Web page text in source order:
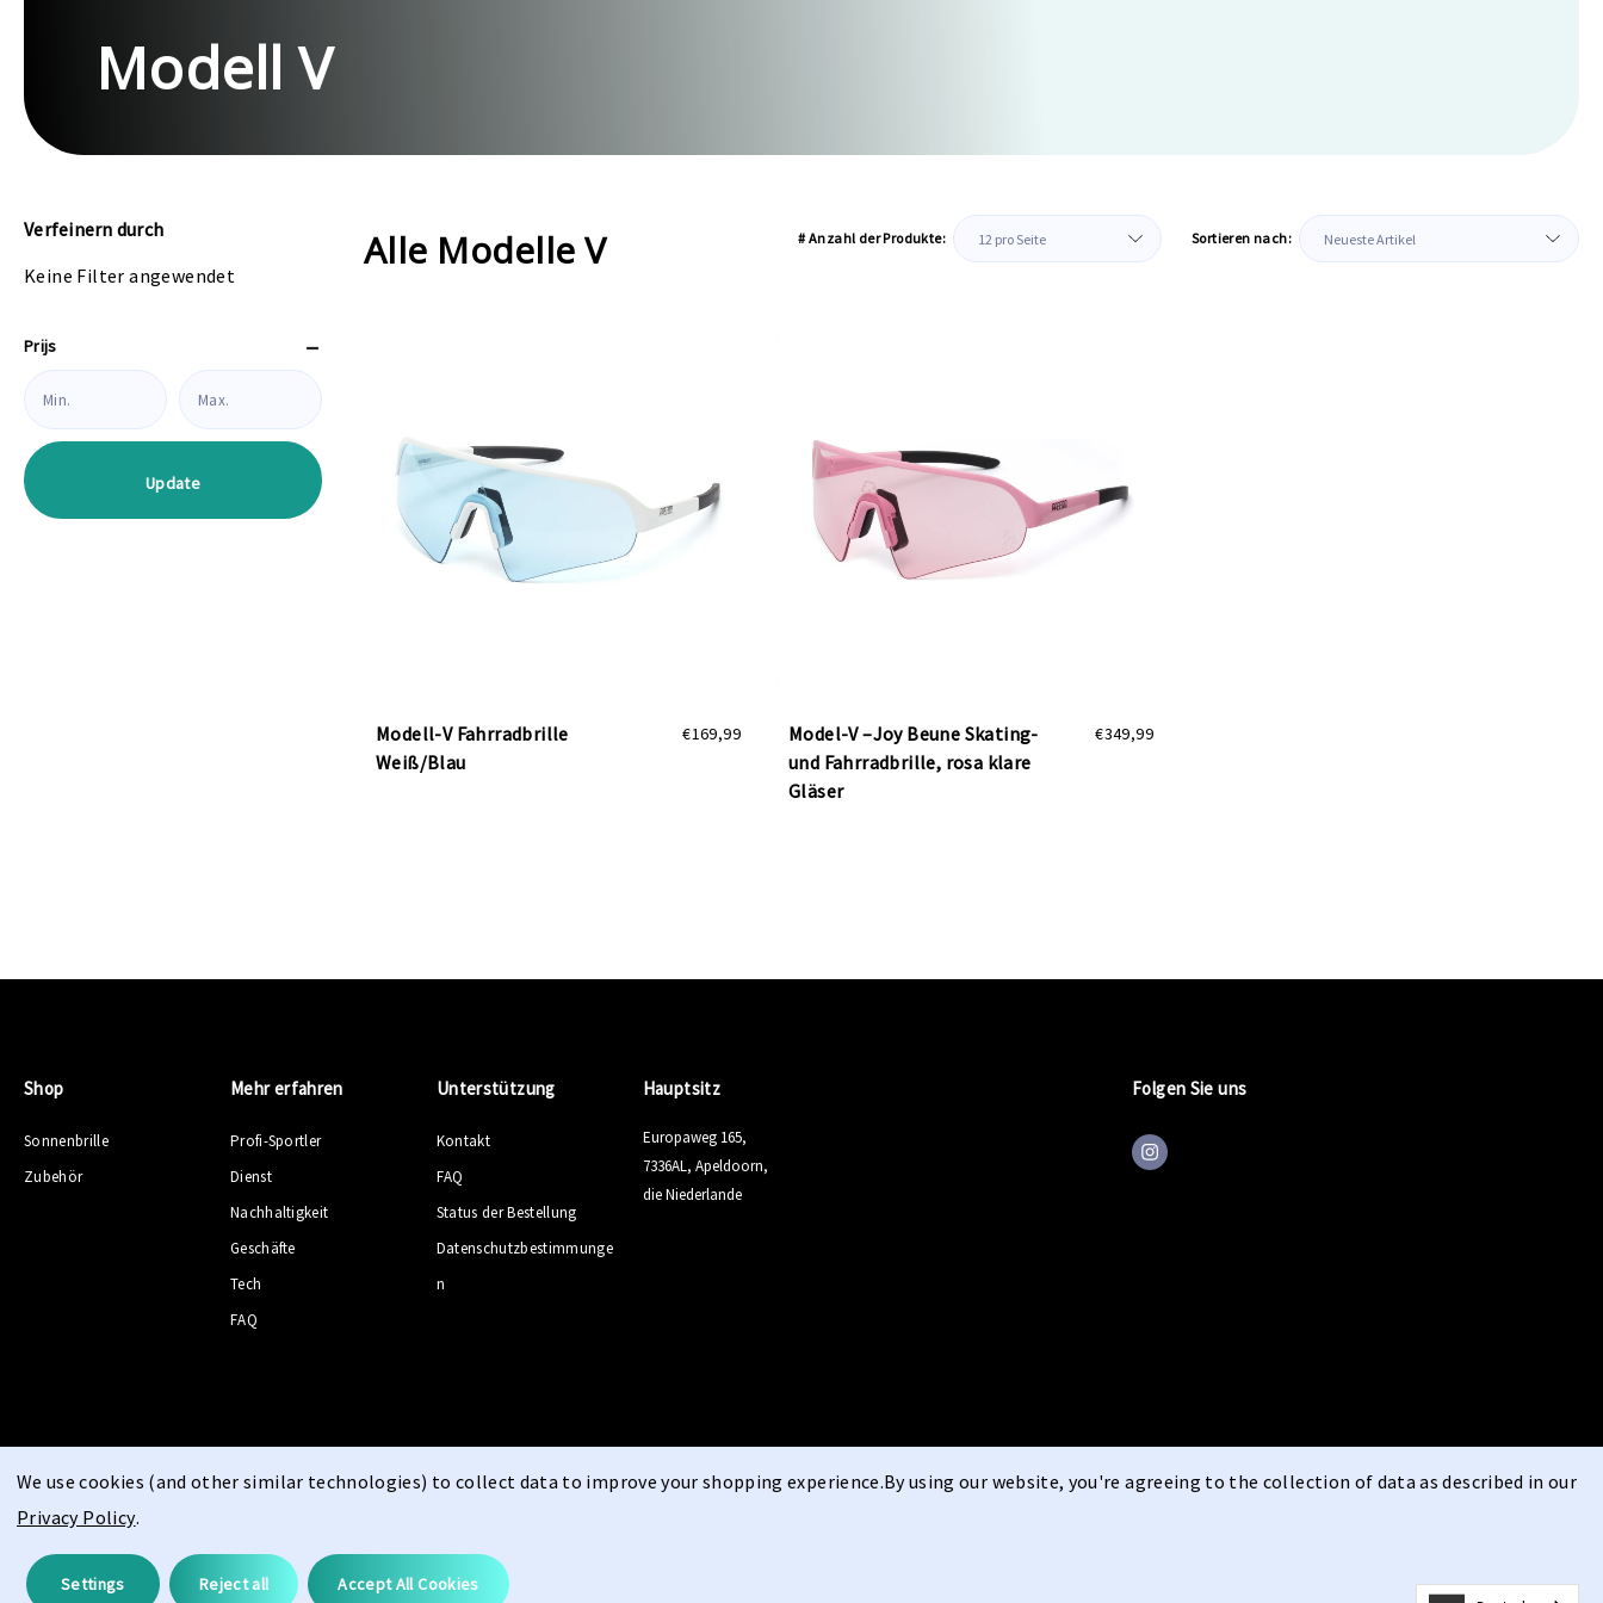
Modell V
Verfeinern durch
Keine Filter angewendet
Prijs
Update
# Anzahl der Produkte: Sortieren nach:
Alle Modelle V
Modell-V Fahrradbrille
Weiß/Blau
€169,99
Model-V –Joy Beune Skating-
und Fahrradbrille, rosa klare
Gläser
€349,99
Folgen Sie uns
Shop
Sonnenbrille
Zubehör
Mehr erfahren
Profi-Sportler
Dienst
Nachhaltigkeit
Geschäfte
Tech
FAQ
Unterstützung
Kontakt
FAQ
Status der Bestellung
Datenschutzbestimmunge
n
Hauptsitz
Europaweg 165,
7336AL, Apeldoorn,
die Niederlande
© 2026 PPEEQQ |Sitemap
We use cookies (and other similar technologies) to collect data to improve your shopping experience.By using our website, you're agreeing to the collection of data as described in our
Privacy Policy.
Settings Reject all Accept All Cookies